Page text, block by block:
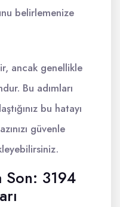
belirlemenize
ancak genellikle
Bu adımları
bu hatayı
güvenle
Son: 3194